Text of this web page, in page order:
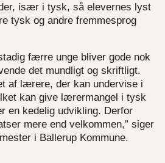
især i tysk, så elevernes lyst
tysk og andre fremmesprog
færre unge bliver gode nok
det mundligt og skriftligt.
af lærere, der kan undervise i
kan give lærermangel i tysk
en kedelig udvikling. Derfor
mere end velkommen,” siger
i Ballerup Kommune.